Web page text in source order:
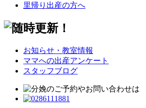
里帰り出産の方へ
お知らせ・教室情報
ママへの出産アンケート
スタッフブログ